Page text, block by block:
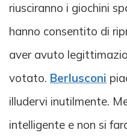
riusciranno i giochini
hanno consentito di
aver avuto
votato. Berlusconi
illudervi inutilmente.
intelligente e non si